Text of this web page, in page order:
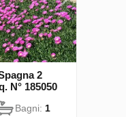
2
N° 185050
Bagni: 1